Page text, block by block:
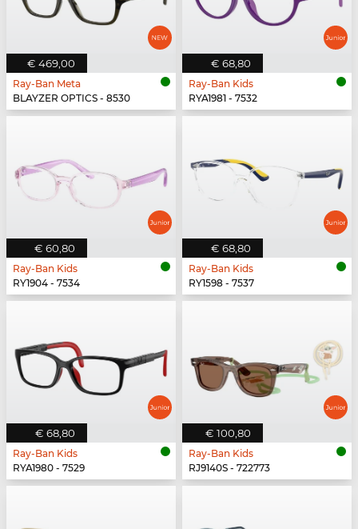
€ 469,00
Ray-Ban Meta
BLAYZER OPTICS - 8530
€ 68,80
Ray-Ban Kids
RYA1981 - 7532
€ 60,80
Ray-Ban Kids
RY1904 - 7534
€ 68,80
Ray-Ban Kids
RY1598 - 7537
€ 68,80
Ray-Ban Kids
RYA1980 - 7529
€ 100,80
Ray-Ban Kids
RJ9140S - 722773